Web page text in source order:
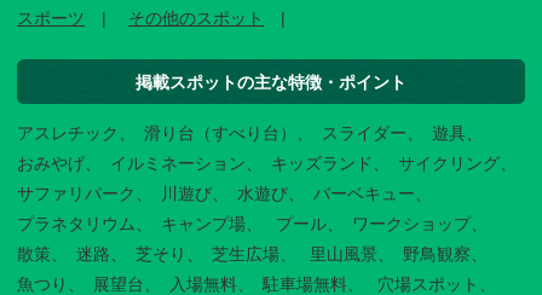
スポーツ
その他のスポット
掲載スポットの主な特徴・ポイント
アスレチック 滑り台（すべり台） スライダー
遊具
おみやげ
イルミネーション キッズランド
サイクリング
サファリパーク
川遊び 水遊び
バーベキュー
プラネタリウム
キャンプ場 プール
ワークショップ
散策
迷路 芝そり 芝生広場 里山風景
野鳥観察
魚つり
展望台 入場無料 駐車場無料
穴場スポット